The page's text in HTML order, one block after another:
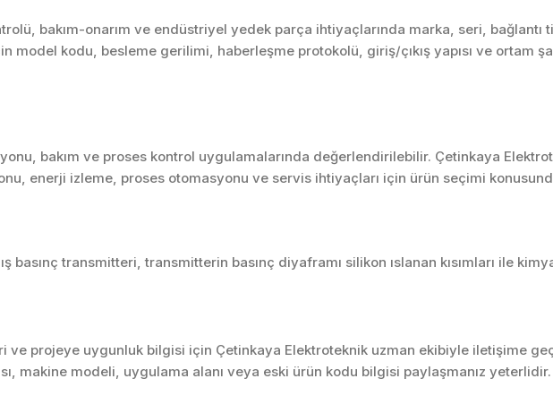
bakım-onarım ve endüstriyel yedek parça ihtiyaçlarında marka, seri, bağlantı
model kodu, besleme gerilimi, haberleşme protokolü, giriş/çıkış yapısı ve ortam
bakım ve proses kontrol uygulamalarında değerlendirilebilir. Çetinkaya
enerji izleme, proses otomasyonu ve servis ihtiyaçları için ürün seçimi
transmitteri, transmitterin basınç diyaframı silikon ıslanan kısımları ile
projeye uygunluk bilgisi için Çetinkaya Elektroteknik uzman ekibiyle iletişime
makine modeli, uygulama alanı veya eski ürün kodu bilgisi paylaşmanız yeterlidir.